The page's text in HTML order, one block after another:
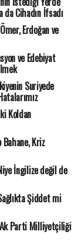
Cihadın İfsadı
Erdoğan ve
ve Edebiyat
Suriyede
Koldan
Kriz
İngilize değil de
Şiddet mi
Parti Milliyetçiliği